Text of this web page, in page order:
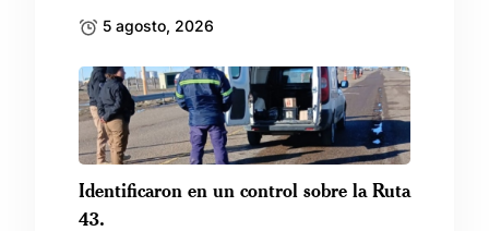
5 agosto, 2026
Identificaron en un control sobre la Ruta
43.